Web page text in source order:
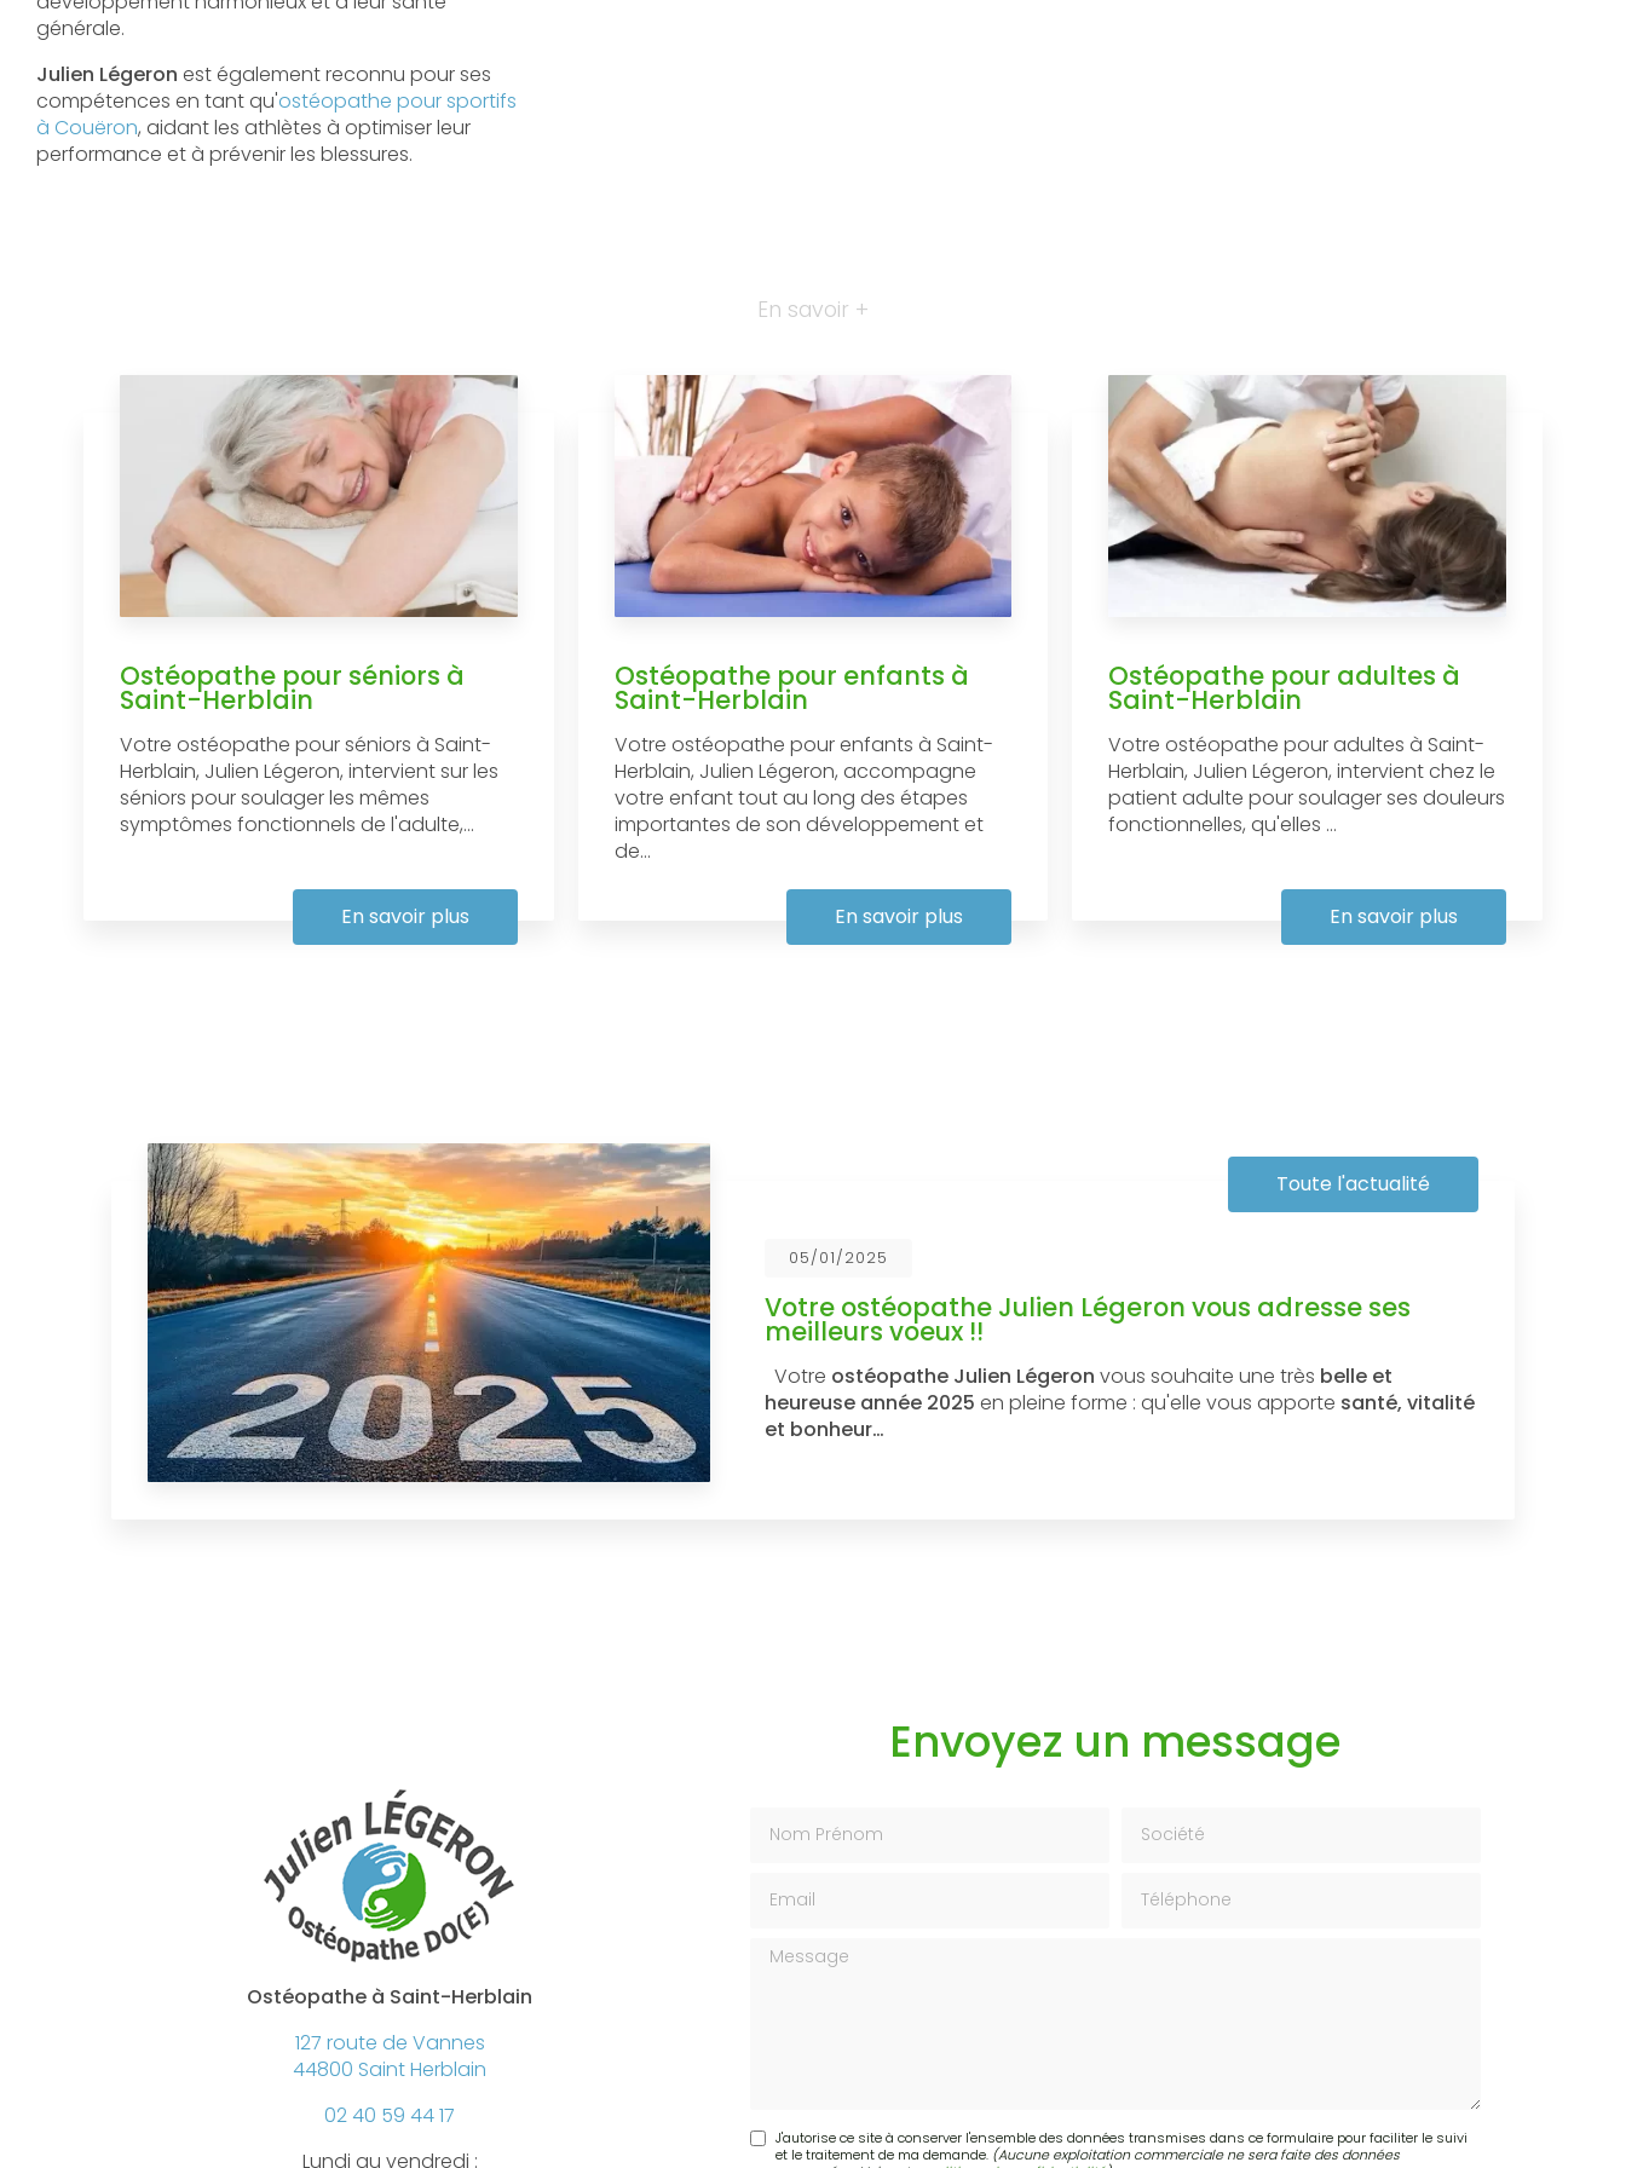
générale.
Julien Légeron est également reconnu pour ses
compétences en tant qu'ostéopathe pour sportifs
à Couëron, aidant les athlètes à optimiser leur
performance et à prévenir les blessures.
En savoir +
Ostéopathe pour séniors à
Saint-Herblain
Votre ostéopathe pour séniors à Saint-
Herblain, Julien Légeron, intervient sur les
séniors pour soulager les mêmes
symptômes fonctionnels de l'adulte,...
En savoir plus
Ostéopathe pour enfants à
Saint-Herblain
Votre ostéopathe pour enfants à Saint-
Herblain, Julien Légeron, accompagne
votre enfant tout au long des étapes
importantes de son développement et
de...
En savoir plus
Ostéopathe pour adultes à
Saint-Herblain
Votre ostéopathe pour adultes à Saint-
Herblain, Julien Légeron, intervient chez le
patient adulte pour soulager ses douleurs
fonctionnelles, qu'elles ...
En savoir plus
05/01/2025
Votre ostéopathe Julien Légeron vous adresse ses
meilleurs voeux !!
Votre ostéopathe Julien Légeron vous souhaite une très belle et
heureuse année 2025 en pleine forme : qu'elle vous apporte santé, vitalité
et bonheur…
Toute l'actualité
Ostéopathe à Saint-Herblain
127 route de Vannes
44800 Saint Herblain
02 40 59 44 17
Lundi au vendredi :
Envoyez un message
Message
J'autorise ce site à conserver l'ensemble des données transmises dans ce formulaire pour faciliter le suivi
et le traitement de ma demande. (Aucune exploitation commerciale ne sera faite des données